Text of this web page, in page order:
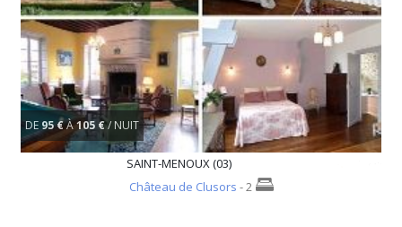
DE 95 €À105 €/ NUIT
SAINT-MENOUX (03)
Château de Clusors - 2